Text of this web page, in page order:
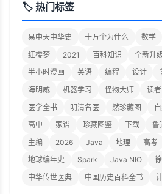
🏷️ 热门标签
易中天中华史 十万个为什么 数学
红楼梦
2021 百科知识 全新升
半小时漫画
英语 编程 设计
海明威
机器学习 怪物大师 读者
医学全书
明清名医 然珍藏图
高中
家谱 珍藏图鉴 下载 鲁
主编
2026 Java 地理 高考
地球编年史
Spark Java NIO
中华传世医典
中国历史百科全书